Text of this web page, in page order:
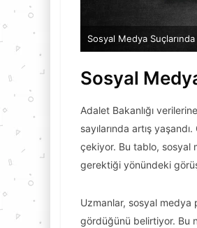
Sosyal Medya
Sosyal
Adalet Bakanlığı
sayılarında artış
çekiyor. Bu tablo, sosyal
gerektiği yönündeki
Uzmanlar, sosyal medya
gördüğünü belirtiyor. Bu